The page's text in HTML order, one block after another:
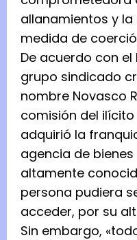
allanamientos y
medida de
De acuerdo con el
grupo sindicado
nombre Novasco
comisión del
adquirió la
agencia de
altamente
persona pudiera
acceder, por su
Sin embargo,